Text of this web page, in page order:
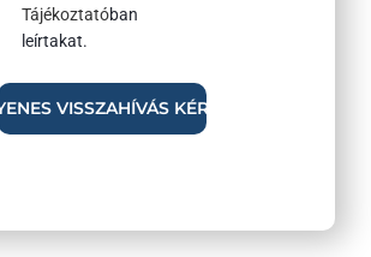
Tájékoztatóban
leírtakat.